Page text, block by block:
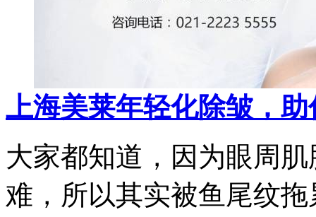
上海美莱年轻化除皱，
大家都知道，因为眼周
难，所以其实被鱼尾纹